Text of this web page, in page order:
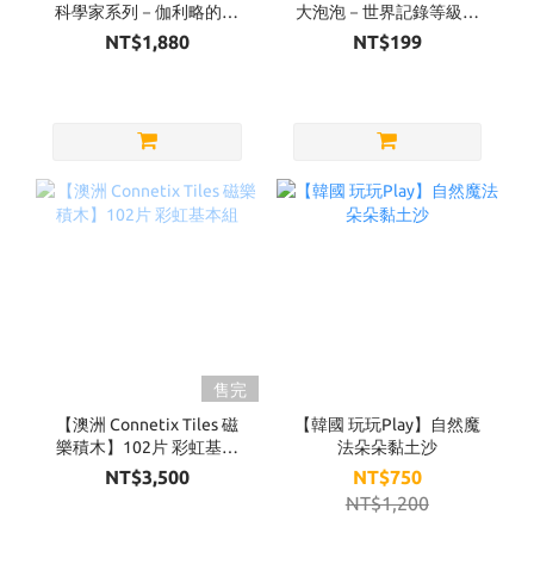
科學家系列－伽利略的鐵
球
NT$1,880
大泡泡－世界記錄等級
超級泡泡水補充瓶
32OZ（黃蓋）
NT$199
售完
【澳洲 Connetix Tiles 磁
樂積木】102片 彩虹基本
組
NT$3,500
【韓國 玩玩Play】自然魔
法朵朵黏土沙
NT$750
NT$1,200